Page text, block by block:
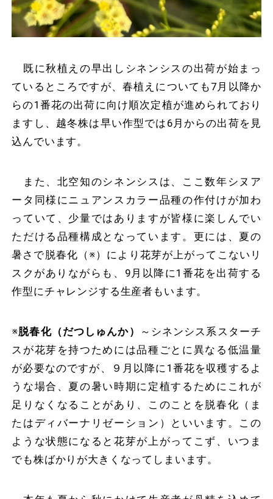
既に秋植えの早出しシネンシスの出荷が始まっ
ているところですが、春植えについても7月以降か
らの1番花の出荷に向け順次定植が進められており
ますし、越冬株は早い作型では6月からの出荷を見
込んでいます。
また、北空知のシネンシスは、ここ数年シヌア
ータ同様にニュアンスカラー品種の作付けが加わ
っていて、少量ではありますが皆様に楽しんでい
ただける品種構成となっています。更には、夏の
暑さで脱春化（※）により花芽が上がってこないリ
スクがありながらも、9月以降に1番花を出荷する
作型にチャレンジする生産者もいます。
※脱春化（だつしゅんか）
～シネンシス系スターチ
スが花芽を持つためには品種ごとに異なる低温量
が必要なのですが、９月以降に1番花を収穫するよ
うな場合、夏の暑い時期に定植するためにこれが
足りなくなることがあり、このことを脱春化（ま
たはディバーナリゼーション）といいます。この
ような状態になると花芽が上がってこず、いつま
でも株ばかりが大きくなってしまいます。